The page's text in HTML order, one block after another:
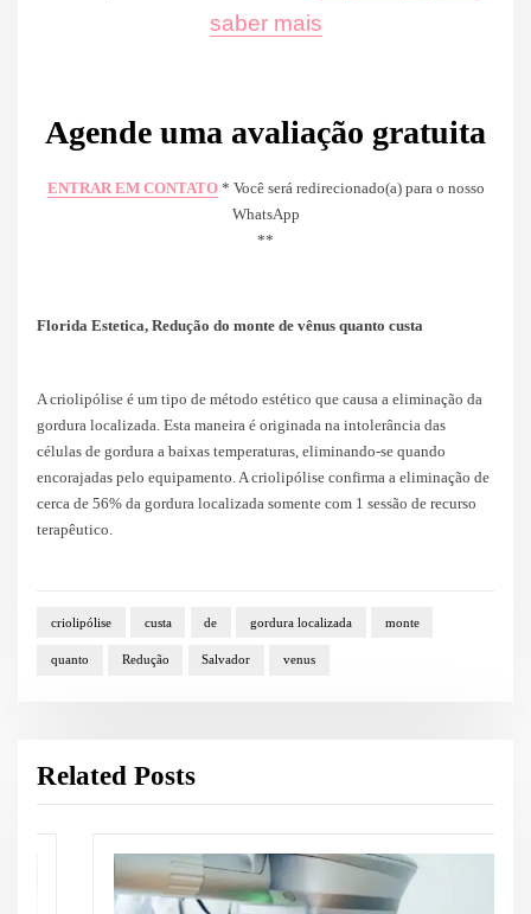
saber mais
Agende uma avaliação gratuita
ENTRAR EM CONTATO* Você será redirecionado(a) para o nosso
WhatsApp
**
Florida Estetica, Redução do monte de vênus quanto custa
A criolipólise é um tipo de método estético que causa a eliminação da
gordura localizada. Esta maneira é originada na intolerância das
células de gordura a baixas temperaturas, eliminando-se quando
encorajadas pelo equipamento. A criolipólise confirma a eliminação de
cerca de 56% da gordura localizada somente com 1 sessão de recurso
terapêutico.
criolipólise custa de gordura localizada monte
quanto Redução Salvador venus
Related Posts